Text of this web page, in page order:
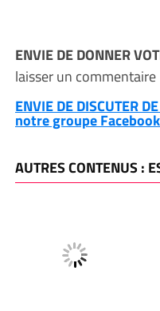
ENVIE DE DONNER
laisser un commentaire
ENVIE DE DISCUTER
notre groupe
AUTRES CONTENUS :